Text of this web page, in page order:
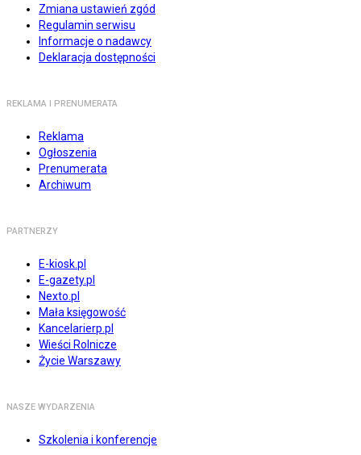
Zmiana ustawień zgód
Regulamin serwisu
Informacje o nadawcy
Deklaracja dostępności
REKLAMA I PRENUMERATA
Reklama
Ogłoszenia
Prenumerata
Archiwum
PARTNERZY
E-kiosk.pl
E-gazety.pl
Nexto.pl
Mała księgowość
Kancelarierp.pl
Wieści Rolnicze
Życie Warszawy
NASZE WYDARZENIA
Szkolenia i konferencje